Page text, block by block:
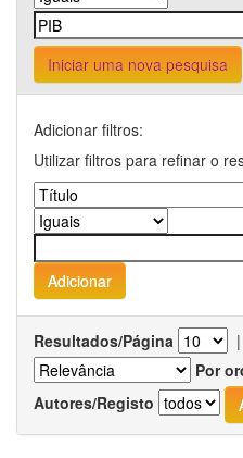
Iniciar uma nova pesquisa
Adicionar filtros:
Utilizar filtros para refinar o
Resultados/Página |
Por
Autores/Registo